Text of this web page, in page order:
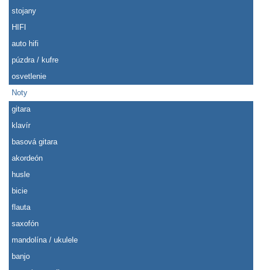
stojany
HIFI
auto hifi
púzdra / kufre
osvetlenie
Noty
gitara
klavír
basová gitara
akordeón
husle
bicie
flauta
saxofón
mandolína / ukulele
banjo